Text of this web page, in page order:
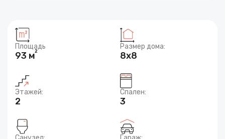
Площадь
93 м2
Размер дома:
8x8
Этажей:
2
Спален:
3